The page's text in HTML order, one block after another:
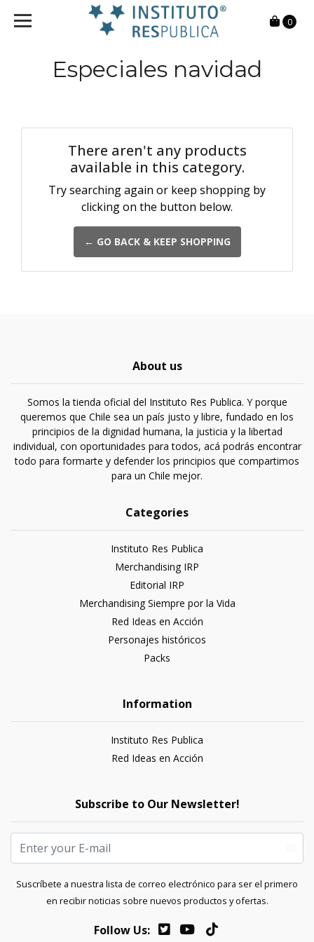
0
Especiales navidad
There aren't any products
available in this category.
Try searching again or keep shopping by
clicking on the button below.
← GO BACK & KEEP SHOPPING
About us
Somos la tienda oficial del Instituto Res Publica. Y porque
queremos que Chile sea un país justo y libre, fundado en los
principios de la dignidad humana, la justicia y la libertad
individual, con oportunidades para todos, acá podrás encontrar
todo para formarte y defender los principios que compartimos
para un Chile mejor.
Categories
Instituto Res Publica
Merchandising IRP
Editorial IRP
Merchandising Siempre por la Vida
Red Ideas en Acción
Personajes históricos
Packs
Information
Instituto Res Publica
Red Ideas en Acción
Subscribe to Our Newsletter!
Suscríbete a nuestra lista de correo electrónico para ser el primero
en recibir noticias sobre nuevos productos y ofertas.
Follow Us: